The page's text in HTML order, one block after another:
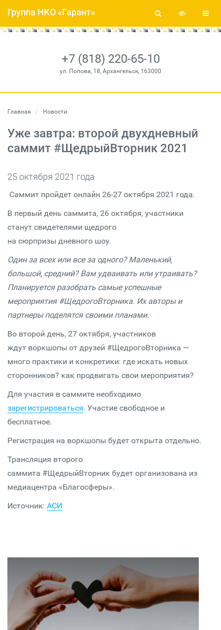
+7 (818) 220-65-10
ул. Попова, 18, Архангельск, 163000
Группа НКО «Гарант»
Главная Новости
Уже завтра: второй двухдневный
саммит #ЩедрыйВторник 2021
25 октября 2021 года
Саммит пройдет онлайн 26-27 октября 2021 года.
В первый день cаммита, 26 октября, участники
станут свидетелями щедрого
на сюрпризы дневного шоу.
Один за всех или все за одного? Маленький,
большой, средний? Вам удваивать или утраивать?
Планируется разобрать самые успешные
мероприятия #ЩедрогоВторника. Их авторы и
партнеры поделятся своими планами.
Во второй день, 27 октября, участников
ждут воркшопы от друзей #ЩедрогоВторника —
много практики и конкретики: где искать новых
сторонников? как продвигать свои мероприятия?
Для участия в саммите необходимо
зарегистрироваться. Участие свободное и
бесплатное.
Регистрация на воркшопы будет открыта отдельно.
Трансляция второго
саммита #ЩедрыйВторник будет организована из
медиацентра «Благосферы».
Источник: АСИ